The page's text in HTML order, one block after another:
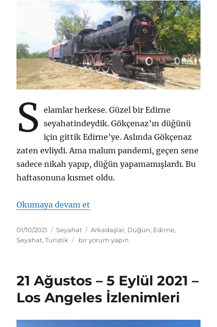
S elamlar herkese. Güzel bir Edirne
seyahatindeydik. Gökçenaz’ın düğünü
için gittik Edirne’ye. Aslında Gökçenaz
zaten evliydi. Ama malum pandemi, geçen sene
sadece nikah yapıp, düğün yapamamışlardı. Bu
haftasonuna kısmet oldu.
Okumaya devam et
Yayın
tarihi
01/10/2021 Kategoriler
Seyahat Etiketler
Arkadaşlar, Düğün, Edirne,
Seyahat,Turistik
Edirne
19
2021
bir yorum yapın
21 Ağustos – 5 Eylül 2021 –
Los Angeles İzlenimleri